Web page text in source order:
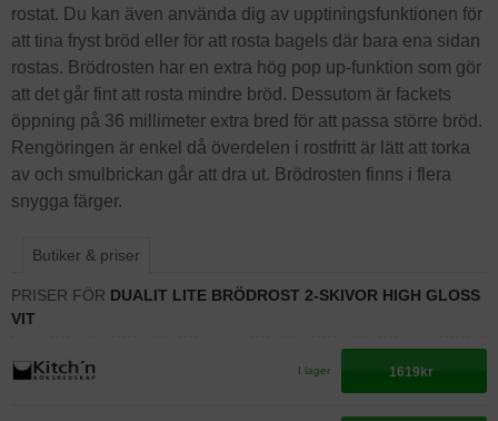
rostat. Du kan även använda dig av upptiningsfunktionen för
att tina fryst bröd eller för att rosta bagels där bara ena sidan
rostas. Brödrosten har en extra hög pop up-funktion som gör
att det går fint att rosta mindre bröd. Dessutom är fackets
öppning på 36 millimeter extra bred för att passa större bröd.
Rengöringen är enkel då överdelen i rostfritt är lätt att torka
av och smulbrickan går att dra ut. Brödrosten finns i flera
snygga färger.
Butiker & priser
PRISER FÖR DUALIT LITE BRÖDROST 2-SKIVOR HIGH GLOSS
VIT
I lager 1619kr